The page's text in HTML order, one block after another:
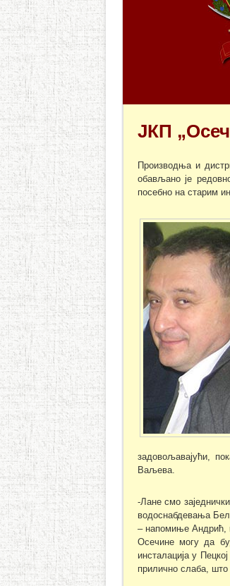
ЈКП
Производња и
обављано је
посебно на старим
задовољавајући,
Ваљева.
-Лане смо
водоснабдевања
– напомиње Андрић,
Осечине могу да
инсталација у
прилично слаба,